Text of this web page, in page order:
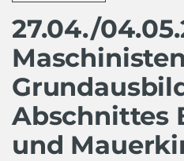
27.04./
Abschnittes
und